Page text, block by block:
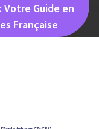
Votre Guide en
Française